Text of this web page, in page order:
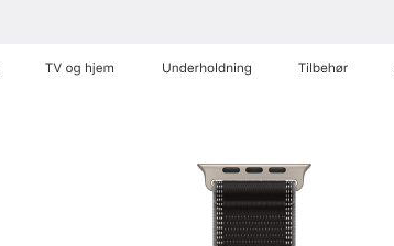
TV og hjem Underholdning Tilbehør